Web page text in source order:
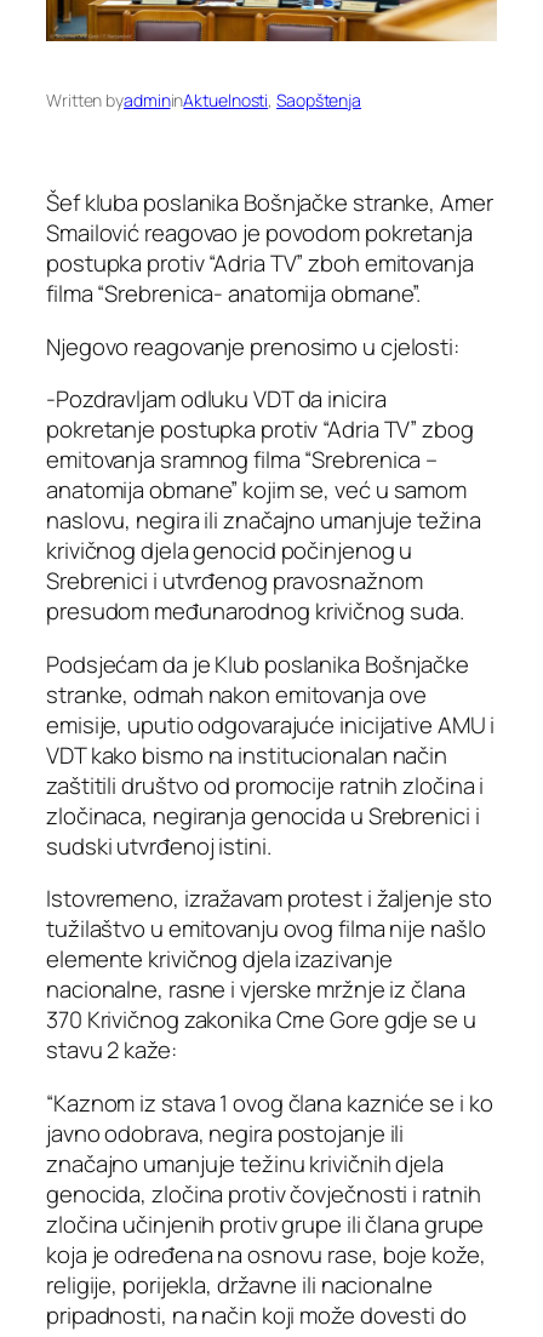
Written byadmininAktuelnosti, Saopštenja
Šef kluba poslanika Bošnjačke stranke, Amer
Smailović reagovao je povodom pokretanja
postupka protiv “Adria TV” zboh emitovanja
filma “Srebrenica- anatomija obmane”.
Njegovo reagovanje prenosimo u cjelosti:
-Pozdravljam odluku VDT da inicira
pokretanje postupka protiv “Adria TV” zbog
emitovanja sramnog filma “Srebrenica –
anatomija obmane” kojim se, već u samom
naslovu, negira ili značajno umanjuje težina
krivičnog djela genocid počinjenog u
Srebrenici i utvrđenog pravosnažnom
presudom međunarodnog krivičnog suda.
Podsjećam da je Klub poslanika Bošnjačke
stranke, odmah nakon emitovanja ove
emisije, uputio odgovarajuće inicijative AMU i
VDT kako bismo na institucionalan način
zaštitili društvo od promocije ratnih zločina i
zločinaca, negiranja genocida u Srebrenici i
sudski utvrđenoj istini.
Istovremeno, izražavam protest i žaljenje sto
tužilaštvo u emitovanju ovog filma nije našlo
elemente krivičnog djela izazivanje
nacionalne, rasne i vjerske mržnje iz člana
370 Krivičnog zakonika Crne Gore gdje se u
stavu 2 kaže:
“Kaznom iz stava 1 ovog člana kazniće se i ko
javno odobrava, negira postojanje ili
značajno umanjuje težinu krivičnih djela
genocida, zločina protiv čovječnosti i ratnih
zločina učinjenih protiv grupe ili člana grupe
koja je određena na osnovu rase, boje kože,
religije, porijekla, državne ili nacionalne
pripadnosti, na način koji može dovesti do